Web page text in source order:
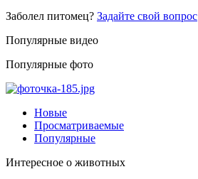
Заболел питомец? Задайте свой вопрос
Популярные видео
Популярные фото
Новые
Просматриваемые
Популярные
Интересное о животных